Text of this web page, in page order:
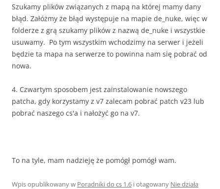
Szukamy plików związanych z mapą na której mamy dany
błąd. Załóżmy że błąd występuje na mapie de_nuke, więc w
folderze z grą szukamy plików z nazwą de_nuke i wszystkie
usuwamy. Po tym wszystkim wchodzimy na serwer i jeżeli
będzie ta mapa na serwerze to powinna nam się pobrać od
nowa.
4. Czwartym sposobem jest zainstalowanie nowszego
patcha, gdy korzystamy z v7 zalecam pobrać patch v23 lub
pobrać naszego cs'a i nałożyć go na v7.
To na tyle, mam nadzieję że pomógł pomógł wam.
Wpis opublikowany w Poradniki do cs 1.6 i otagowany Nie działa